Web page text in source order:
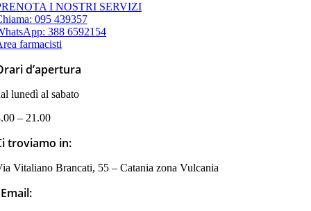
I NOSTRI SERVIZI
095 439357
388 6592154
farmacisti
d’apertura
lunedì al sabato
– 21.00
troviamo in:
Vitaliano Brancati, 55 – Catania zona Vulcania